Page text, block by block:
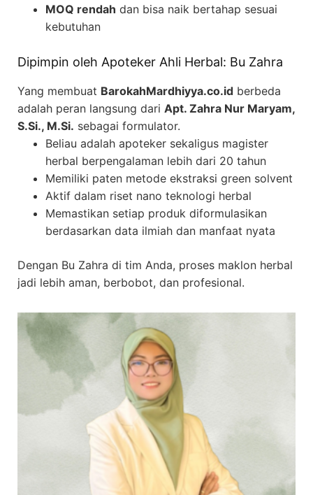
MOQ rendah dan bisa naik bertahap sesuai
kebutuhan
Dipimpin oleh Apoteker Ahli Herbal: Bu Zahra
Yang membuat BarokahMardhiyya.co.id berbeda
adalah peran langsung dari Apt. Zahra Nur Maryam,
S.Si., M.Si. sebagai formulator.
Beliau adalah apoteker sekaligus magister
herbal berpengalaman lebih dari 20 tahun
Memiliki paten metode ekstraksi green solvent
Aktif dalam riset nano teknologi herbal
Memastikan setiap produk diformulasikan
berdasarkan data ilmiah dan manfaat nyata
Dengan Bu Zahra di tim Anda, proses maklon herbal
jadi lebih aman, berbobot, dan profesional.